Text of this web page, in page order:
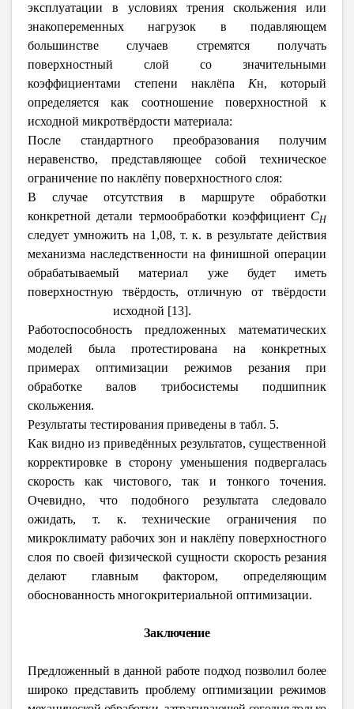
эксплуатации в условиях трения скольжения или
знакопеременных нагрузок в подавляющем
большинстве случаев стремятся получать
поверхностный слой со значительными
коэффициентами степени наклёпа Кн, который
определяется как соотношение поверхностной к
исходной микротвёрдости материала:
После стандартного преобразования получим
неравенство, представляющее собой техническое
ограничение по наклёпу поверхностного слоя:
В случае отсутствия в маршруте обработки
конкретной детали термообработки коэффициент СH
следует умножить на 1,08, т. к. в результате действия
механизма наследственности на финишной операции
обрабатываемый материал уже будет иметь
поверхностную твёрдость, отличную от твёрдости
исходной [13].
Работоспособность предложенных математических
моделей была протестирована на конкретных
примерах оптимизации режимов резания при
обработке валов трибосистемы подшипник
скольжения.
Результаты тестирования приведены в табл. 5.
Как видно из приведённых результатов, существенной
корректировке в сторону уменьшения подвергалась
скорость как чистового, так и тонкого точения.
Очевидно, что подобного результата следовало
ожидать, т. к. технические ограничения по
микроклимату рабочих зон и наклёпу поверхностного
слоя по своей физической сущности скорость резания
делают главным фактором, определяющим
обоснованность многокритериальной оптимизации.
Заключение
Предложенный в данной работе подход позволил более
широко представить проблему оптимизации режимов